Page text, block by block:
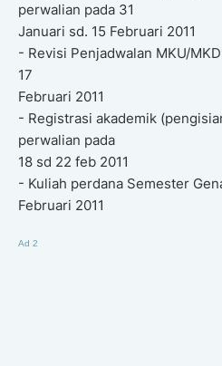
perwalian pada 31
Januari sd. 15 Februari 2011
- Revisi Penjadwalan MKU/
17
Februari 2011
- Registrasi akademik
perwalian pada
18 sd 22 feb 2011
- Kuliah perdana Semester
Februari 2011
Ad 2